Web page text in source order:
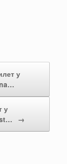
у
у
→